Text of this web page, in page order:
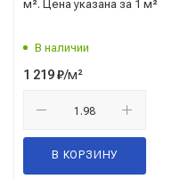
м². Цена указана за 1 м²
В наличии
1 219₽/м²
В КОРЗИНУ